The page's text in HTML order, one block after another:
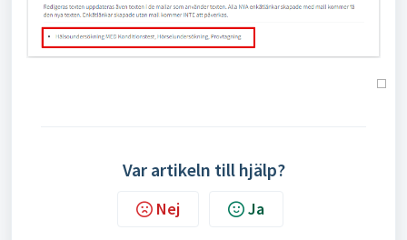
Var artikeln till hjälp?
Nej Ja